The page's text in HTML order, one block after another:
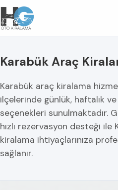
Karabük Araç
Karabük araç kiralama
ilçelerinde günlük, haftalık ve
seçenekleri sunulmaktadır.
hızlı rezervasyon desteği
kiralama ihtiyaçlarınıza
sağlanır.